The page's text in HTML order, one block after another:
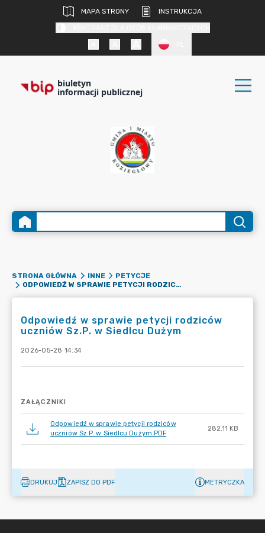
MAPA STRONY
INSTRUKCJA
biuletyn
informacji publicznej
STRONA GŁÓWNA INNE
PETYCJE
ODPOWIEDŹ W SPRAWIE PETYCJI RODZICÓW UCZNIÓW SZ.P. W SIEDLCU DUŻYM
Odpowiedź w sprawie petycji rodziców
uczniów Sz.P. w Siedlcu Dużym
2026-05-28 14:34
ZAŁĄCZNIKI
Odpowiedź w sprawie petycji rodziców
uczniów Sz.P. w Siedlcu Dużym.PDF
282.11 KB
DRUKUJ ZAPISZ DO PDF METRYCZKA